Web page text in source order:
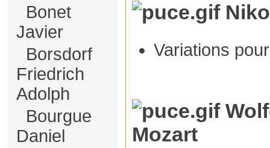
Bonet
Javier
Borsdorf
Friedrich
Adolph
Bourgue
Daniel
Variations
Mozart